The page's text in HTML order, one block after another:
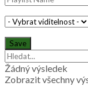
Žádný výsledek
Zobrazit všechny